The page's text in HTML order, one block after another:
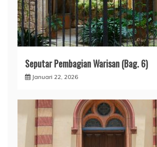
Seputar Pembagian Warisan (Bag. 6)
Januari 22, 2026